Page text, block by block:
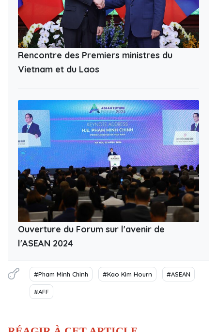
Rencontre des Premiers ministres du
Vietnam et du Laos
Ouverture du Forum sur l'avenir de
l'ASEAN 2024
#Pham Minh Chinh #Kao Kim Hourn #ASEAN
#AFF